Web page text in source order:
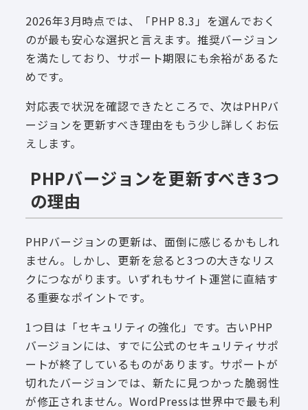
2026年3月時点では、「PHP 8.3」を選んでおく
のが最も安心な選択と言えます。推奨バージョン
を満たしており、サポート期限にも余裕があるた
めです。
対応表で状況を確認できたところで、次はPHPバ
ージョンを更新すべき理由をもう少し詳しくお伝
えします。
PHPバージョンを更新すべき3つ
の理由
PHPバージョンの更新は、面倒に感じるかもしれ
ません。しかし、更新を怠ると3つの大きなリス
クにつながります。いずれもサイト運営に直結す
る重要なポイントです。
1つ目は「セキュリティの強化」です。古いPHP
バージョンには、すでに公式のセキュリティサポ
ートが終了しているものがあります。サポートが
切れたバージョンでは、新たに見つかった脆弱性
が修正されません。WordPressは世界中で最も利